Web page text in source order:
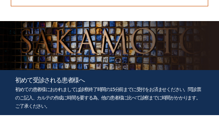
初めて受診される患者様へ
初めての患者様におかれましては診察終了時間の15分前までに受付をお済ませください。 問診票
のご記入、カルテの作成に時間を要する為、他の患者様に比べて診察までに時間がかかります。
ご了承ください。